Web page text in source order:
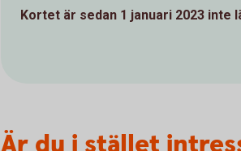
Kortet är sedan 1 januari 2023 inte